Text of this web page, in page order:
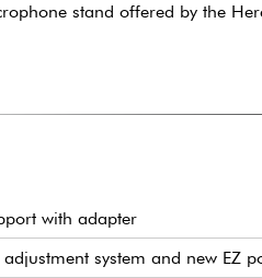
stand offered by the
with adapter
adjustment system and new EZ